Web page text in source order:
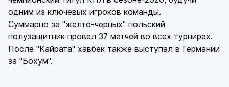
одним из ключевых игроков команды.
Суммарно за "желто-черных" польский
полузащитник провел 37 матчей во всех турнирах.
После "Кайрата" хавбек также выступал в Германии
за "Бохум".